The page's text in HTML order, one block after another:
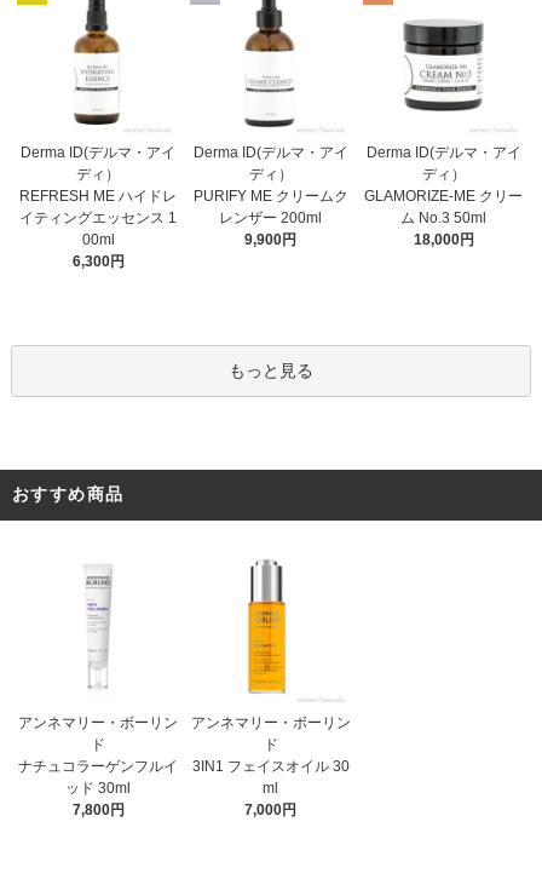
Derma ID(デルマ・アイ
ディ）
REFRESH ME ハイドレ
イティングエッセンス 1
00ml
6,300円
Derma ID(デルマ・アイ
ディ）
PURIFY ME クリームク
レンザー 200ml
9,900円
Derma ID(デルマ・アイ
ディ）
GLAMORIZE-ME クリー
ム No.3 50ml
18,000円
もっと見る
おすすめ商品
アンネマリー・ボーリン
ド
ナチュコラーゲンフルイ
ッド 30ml
7,800円
アンネマリー・ボーリン
ド
3IN1 フェイスオイル 30
ml
7,000円